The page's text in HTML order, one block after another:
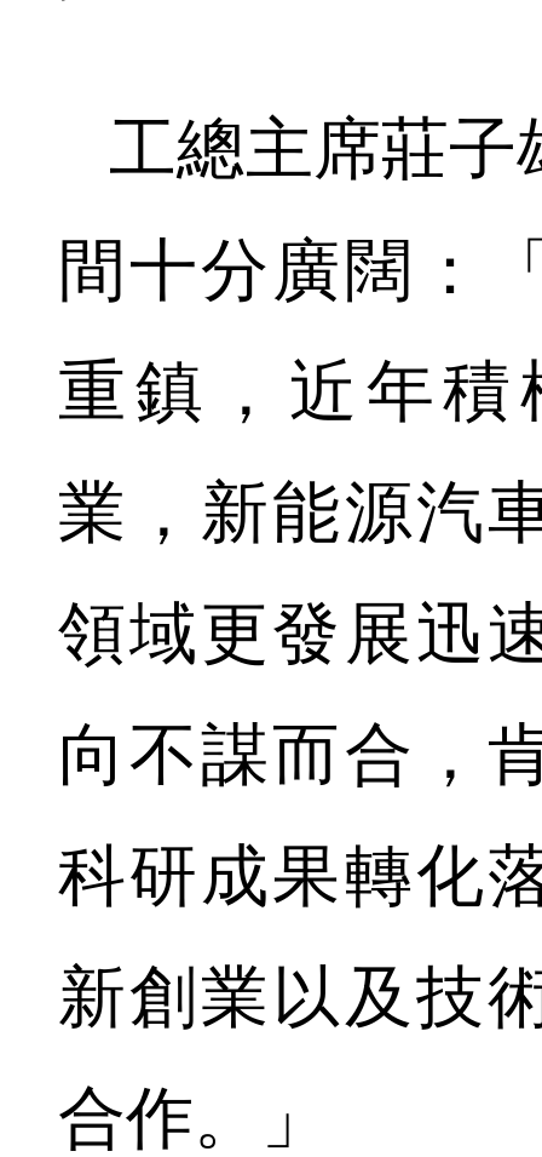
工總主席莊子
間十分廣闊：
重鎮，近年
業，新能源汽
領域更發展迅
向不謀而合，
科研成果轉化
新創業以及技
合作。」